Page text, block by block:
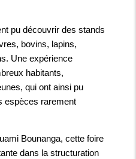
pu découvrir des stands
bovins, lapins,
Une expérience
habitants,
qui ont ainsi pu
espèces rarement
Bounanga, cette foire
dans la structuration